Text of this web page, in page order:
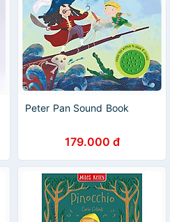
Peter Pan Sound Book
179.000 đ